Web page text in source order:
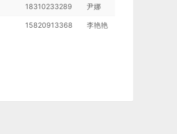
18310233289 尹娜
15820913368 李艳艳